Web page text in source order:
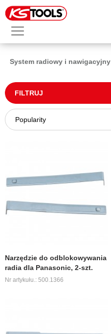
System radiowy i nawigacyjny
FILTRUJ
Narzędzie do odblokowywania
radia dla Panasonic, 2-szt.
Nr artykułu.: 500.1366